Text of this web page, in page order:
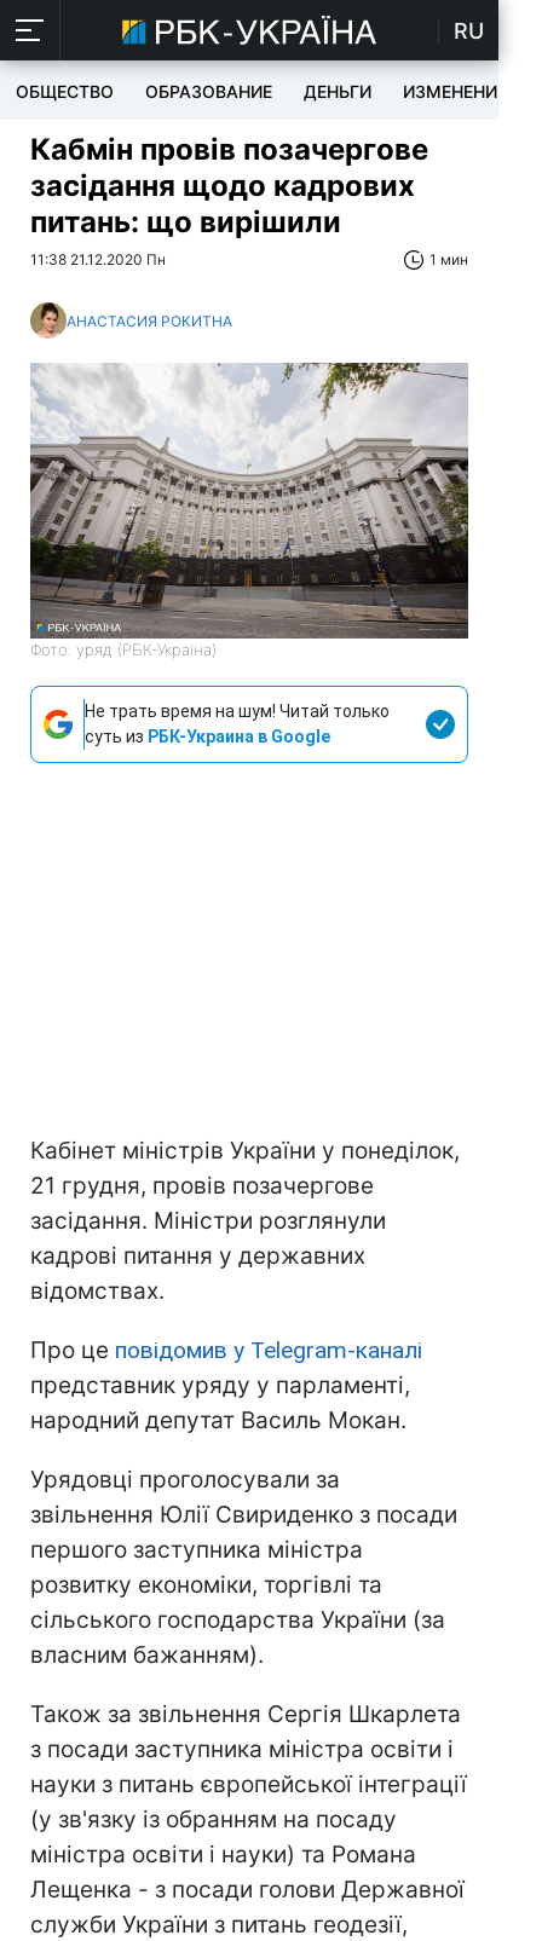
RU
ОБЩЕСТВО ОБРАЗОВАНИЕ ДЕНЬГИ ИЗМЕНЕНИЯ
Кабмін провів позачергове
засідання щодо кадрових
питань: що вирішили
11:38 21.12.2020 Пн 1 мин
АНАСТАСИЯ РОКИТНА
Фото: уряд (РБК-Україна)
Не трать время на шум! Читай только
суть из РБК-Украина в Google
Кабінет міністрів України у понеділок,
21 грудня, провів позачергове
засідання. Міністри розглянули
кадрові питання у державних
відомствах.
Про це повідомив у Telegram-каналі
представник уряду у парламенті,
народний депутат Василь Мокан.
Урядовці проголосували за
звільнення Юлії Свириденко з посади
першого заступника міністра
розвитку економіки, торгівлі та
сільського господарства України (за
власним бажанням).
Також за звільнення Сергія Шкарлета
з посади заступника міністра освіти і
науки з питань європейської інтеграції
(у зв'язку із обранням на посаду
міністра освіти і науки) та Романа
Лещенка - з посади голови Державної
служби України з питань геодезії,